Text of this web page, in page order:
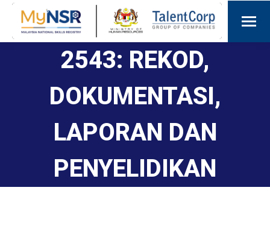
2543: REKOD,
DOKUMENTASI,
LAPORAN DAN
PENYELIDIKAN